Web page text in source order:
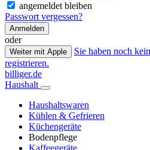
angemeldet bleiben
Passwort vergessen?
Anmelden
oder
Weiter mit Apple
Sie haben noch
registrieren.
billiger.de
Haushalt
Haushaltswaren
Kühlen & Gefrieren
Küchengeräte
Bodenpflege